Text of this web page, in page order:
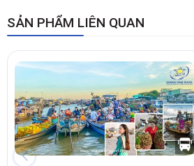
SẢN PHẨM LIÊN QUAN